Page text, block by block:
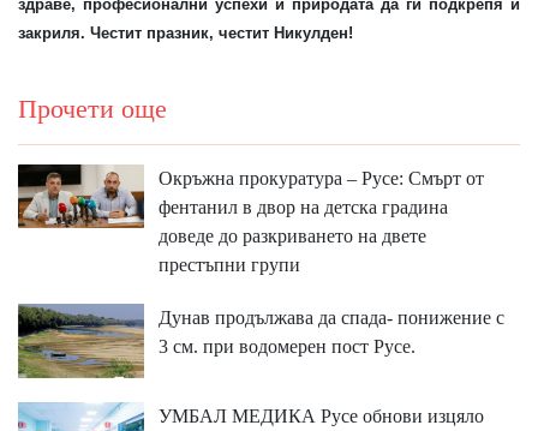
здраве, професионални успехи и природата да ги подкрепя и
закриля. Честит празник, честит Никулден!
Прочети още
Окръжна прокуратура – Русе: Смърт от
фентанил в двор на детска градина
доведе до разкриването на двете
престъпни групи
Дунав продължава да спада- понижение с
3 см. при водомерен пост Русе.
УМБАЛ МЕДИКА Русе обнови изцяло